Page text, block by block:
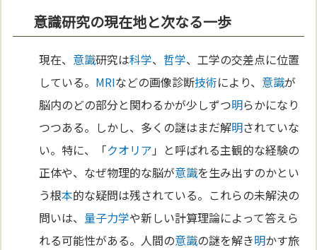
意識研究の現在地と次なる一歩
現在、 意識研究は科学、 哲学、工学の交差点に位置
している。 MRIなどの画像診断技術により、 意識が
脳内のどの部分と関わるかが少しずつ明らかになり
つつある。しかし、多くの謎はまだ解明されていな
い。特に、「クオリア 」と呼ばれる主観的な経験の
正体や、なぜ物理的な脳が意識を生み出すのかとい
う根本的な疑問は残されている。これらの未解決の
問いは、 量子力学や新しい計算理論によって答えら
れる可能性がある。人間の意識の謎を解き明かす旅